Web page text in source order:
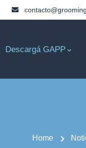
Descargá GAPP
Home